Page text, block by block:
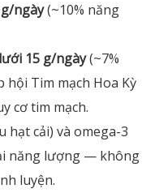
ngày(~10% năng
15 g/ngày(~7%
Tim mạch Hoa Kỳ
cơ tim mạch.
hạt cải) và omega-3
năng lượng — không
luyện.